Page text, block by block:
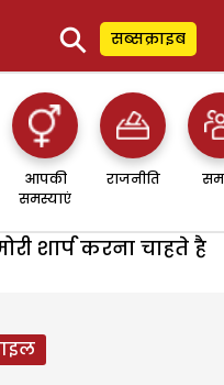
⚲ सब्सक्राइब
आपकी
समस्याएं
राजनीति
शार्प करना चाहते है